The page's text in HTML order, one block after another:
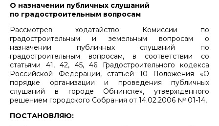
О назначении публичных слушаний
по градостроительным вопросам
Рассмотрев ходатайство Комиссии по
градостроительным и земельным вопросам о
назначении публичных слушаний по
градостроительным вопросам, в соответствии со
статьями 41, 42, 45, 46 Градостроительного кодекса
Российской Федерации, статьей 10 Положения «О
порядке организации и проведения публичных
слушаний в городе Обнинске», утвержденного
решением городского Собрания от 14.02.2006 № 01-14,
ПОСТАНОВЛЯЮ: